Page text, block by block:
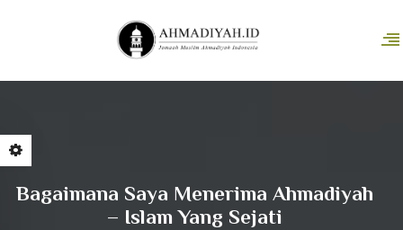
Bagaimana Saya Menerima Ahmadiyah
– Islam Yang Sejati